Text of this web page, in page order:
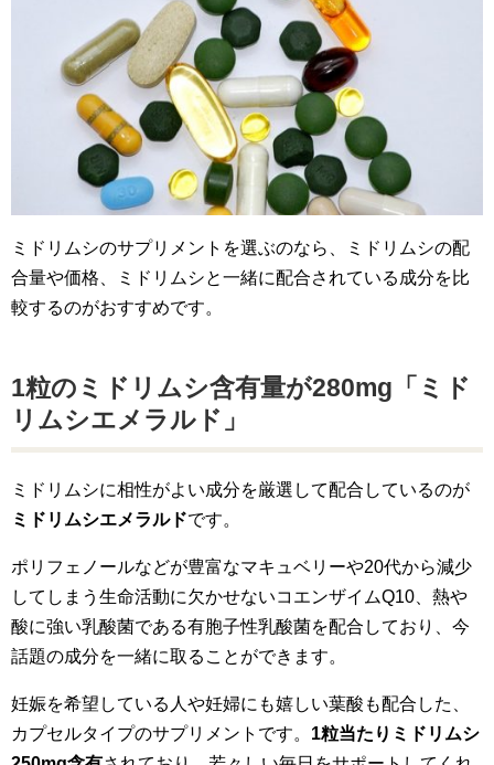
ミドリムシのサプリメントを選ぶのなら、ミドリムシの配
合量や価格、ミドリムシと一緒に配合されている成分を比
較するのがおすすめです。
1粒のミドリムシ含有量が280mg「ミド
リムシエメラルド」
ミドリムシに相性がよい成分を厳選して配合しているのが
ミドリムシエメラルドです。
ポリフェノールなどが豊富なマキュベリーや20代から減少
してしまう生命活動に欠かせないコエンザイムQ10、熱や
酸に強い乳酸菌である有胞子性乳酸菌を配合しており、今
話題の成分を一緒に取ることができます。
妊娠を希望している人や妊婦にも嬉しい葉酸も配合した、
カプセルタイプのサプリメントです。 1粒当たりミドリムシ